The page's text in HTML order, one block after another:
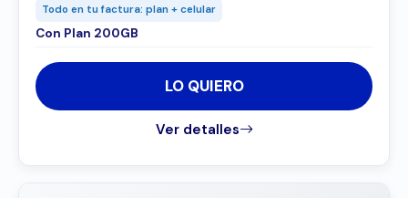
Todo en tu factura: plan + celular
Con Plan 200GB
LO QUIERO
Ver detalles